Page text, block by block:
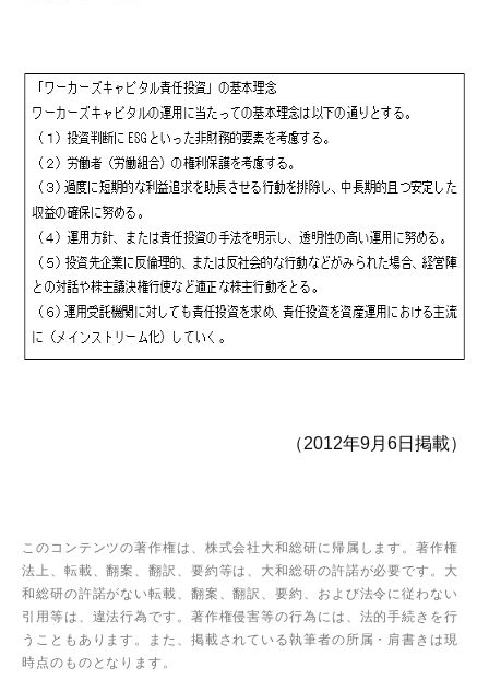
（2012年9月6日掲載）
このコンテンツの著作権は、株式会社大和総研に帰属します。著作権
法上、転載、翻案、翻訳、要約等は、大和総研の許諾が必要です。大
和総研の許諾がない転載、翻案、翻訳、要約、および法令に従わない
引用等は、違法行為です。著作権侵害等の行為には、法的手続きを行
うこともあります。また、掲載されている執筆者の所属・肩書きは現
時点のものとなります。